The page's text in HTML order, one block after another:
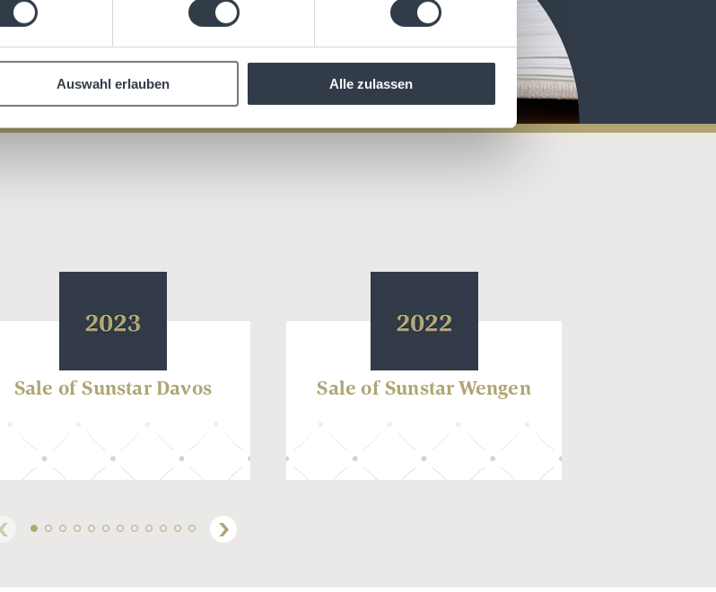
Auswahl erlauben Alle zulassen
Sale of Sunstar Davos Sale of Sunstar Wengen